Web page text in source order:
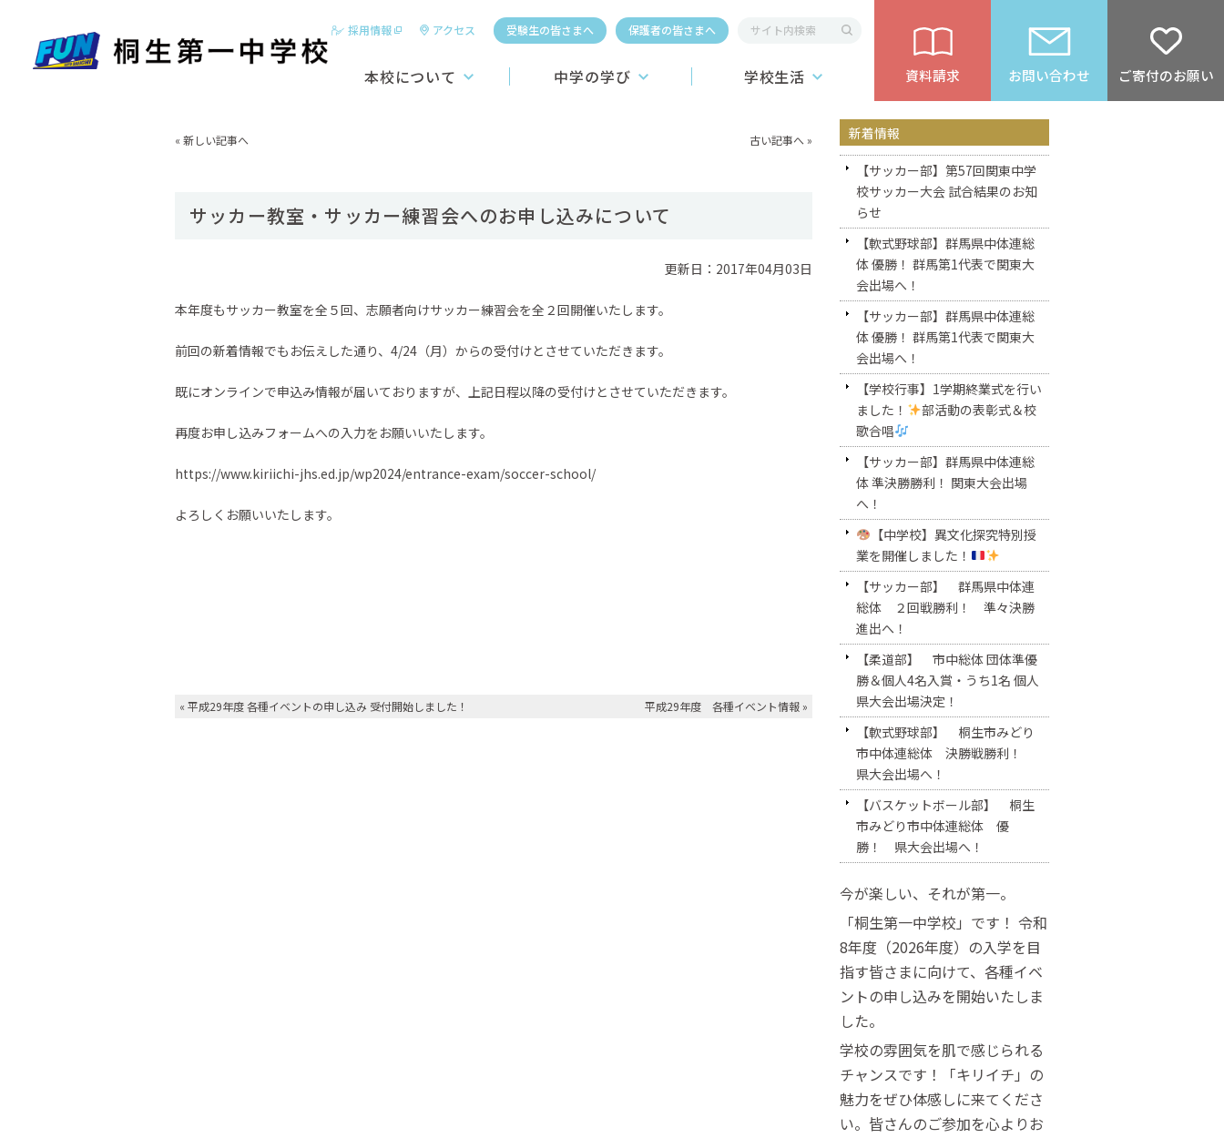
採用情報 アクセス 受験生の皆さまへ 保護者の皆さまへ
本校について 中学の学び
ICT教育への挑戦
教育カリキュラム
学校生活
学校行事
学生寮
資料請求 お問い合わせ ご寄付のお願い
« 新しい記事へ 古い記事へ »
サッカー教室・サッカー練習会へのお申し込みについて
更新日：2017年04月03日
本年度もサッカー教室を全５回、志願者向けサッカー練習会を全２回開催いたします。
前回の新着情報でもお伝えした通り、4/24（月）からの受付けとさせていただきます。
既にオンラインで申込み情報が届いておりますが、上記日程以降の受付けとさせていただきます。
再度お申し込みフォームへの入力をお願いいたします。
https://www.kiriichi-jhs.ed.jp/wp2024/entrance-exam/soccer-school/
よろしくお願いいたします。
« 平成29年度 各種イベントの申し込み 受付開始しました！ 平成29年度 各種イベント情報 »
新着情報
【サッカー部】第57回関東中学
校サッカー大会 試合結果のお知
らせ
【軟式野球部】群馬県中体連総
体 優勝！ 群馬第1代表で関東大
会出場へ！
【サッカー部】群馬県中体連総
体 優勝！ 群馬第1代表で関東大
会出場へ！
【学校行事】1学期終業式を行い
ました！
部活動の表彰式＆校
歌合唱
【サッカー部】群馬県中体連総
体 準決勝勝利！ 関東大会出場
へ！
【中学校】異文化探究特別授
業を開催しました！
【サッカー部】 群馬県中体連
総体 ２回戦勝利！ 準々決勝
進出へ！
【柔道部】 市中総体 団体準優
勝＆個人4名入賞・うち1名 個人
県大会出場決定！
【軟式野球部】 桐生市みどり
市中体連総体 決勝戦勝利！
県大会出場へ！
【バスケットボール部】 桐生
市みどり市中体連総体 優
勝！ 県大会出場へ！
今が楽しい、それが第一。
「桐生第一中学校」です！ 令和
8年度（2026年度）の入学を目
指す皆さまに向けて、各種イベ
ントの申し込みを開始いたしま
した。
学校の雰囲気を肌で感じられる
チャンスです！「キリイチ」の
魅力をぜひ体感しに来てくださ
い。皆さんのご参加を心よりお